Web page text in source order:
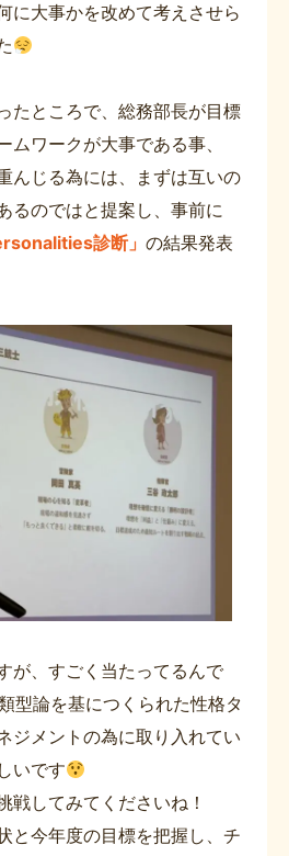
に大事かを改めて考えさせら
たところで、総務部長が目標
ムワークが大事である事、
んじる為には、まずは互いの
るのではと提案し、事前に
診断」 の結果発表
が、すごく当たってるんで
型論を基につくられた性格タ
ジメントの為に取り入れてい
いです
戦してみてくださいね！
と今年度の目標を把握し、チ